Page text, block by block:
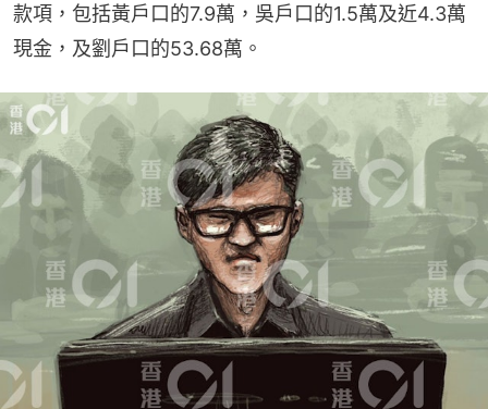
款項，包括黃戶口的7.9萬，吳戶口的1.5萬及近4.3萬
現金，及劉戶口的53.68萬。